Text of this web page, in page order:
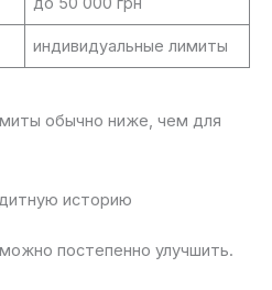
индивидуальные лимиты
обычно ниже, чем для
историю
постепенно улучшить.